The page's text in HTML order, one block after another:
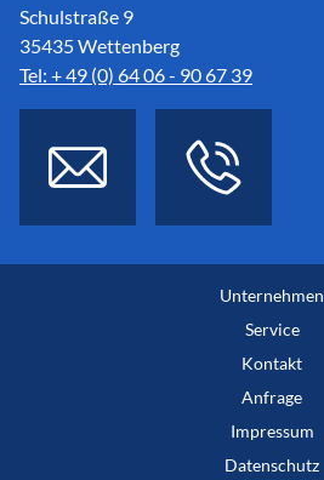
Schulstraße 9
35435 Wettenberg
Tel: + 49 (0) 64 06 - 90 67 39
Unternehmen
Service
Kontakt
Anfrage
Impressum
Datenschutz